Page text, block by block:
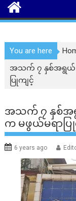
You are here
အသက် ၇ နှစ်အရွယ်
ပြုကျင့်
အသက် ၇ နှစ်အ
က မဖွယ်မရာပြု
6 years ago